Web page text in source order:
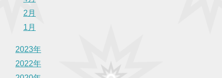
2月
1月
2023年
2022年